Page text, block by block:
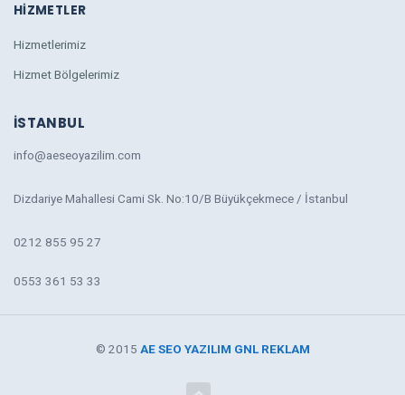
HIZMETLER
Hizmetlerimiz
Hizmet Bölgelerimiz
İSTANBUL
info@aeseoyazilim.com
Dizdariye Mahallesi Cami Sk. No:10/B Büyükçekmece / İstanbul
0212 855 95 27
0553 361 53 33
© 2015 AE SEO YAZILIM GNL REKLAM